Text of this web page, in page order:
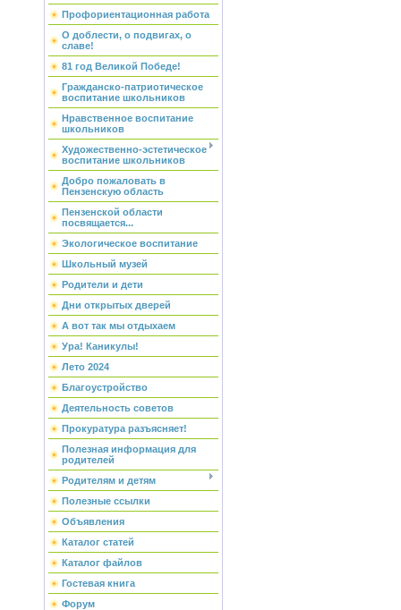
Профориентационная работа
О доблести, о подвигах, о
славе!
81 год Великой Победе!
Гражданско-патриотическое
воспитание школьников
Нравственное воспитание
школьников
Художественно-эстетическое
воспитание школьников
Добро пожаловать в
Пензенскую область
Пензенской области
посвящается...
Экологическое воспитание
Школьный музей
Родители и дети
Дни открытых дверей
А вот так мы отдыхаем
Ура! Каникулы!
Лето 2024
Благоустройство
Деятельность советов
Прокуратура разъясняет!
Полезная информация для
родителей
Родителям и детям
Полезные ссылки
Объявления
Каталог статей
Каталог файлов
Гостевая книга
Форум